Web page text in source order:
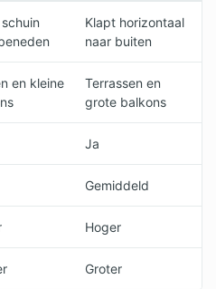
Klapt horizontaal
naar buiten
en kleine
Terrassen en
grote balkons
Ja
Gemiddeld
Hoger
Groter